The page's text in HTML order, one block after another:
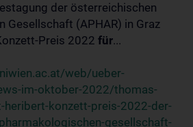
der österreichischen
Gesellschaft (APHAR) in Graz
Preis 2022 für...
web/ueber-
im-oktober-2022/thomas-
heribert-konzett-preis-2022-der-
gesellschaft-